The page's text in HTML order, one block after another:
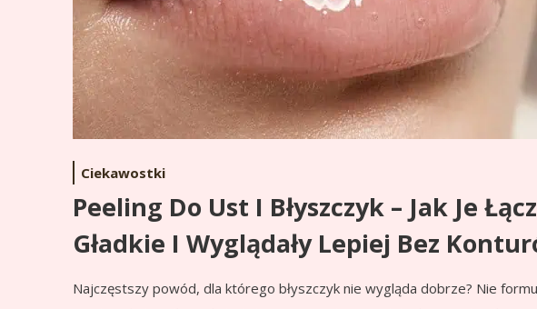
Ciekawostki
Peeling Do Ust I Błyszczyk – Jak Je
Gładkie I Wyglądały Lepiej Bez
Najczęstszy powód, dla którego błyszczyk nie wygląda dobrze? Nie